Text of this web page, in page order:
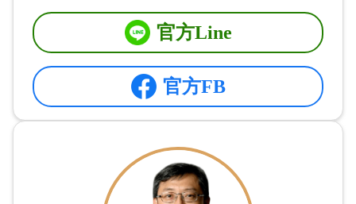
官方Line
官方FB